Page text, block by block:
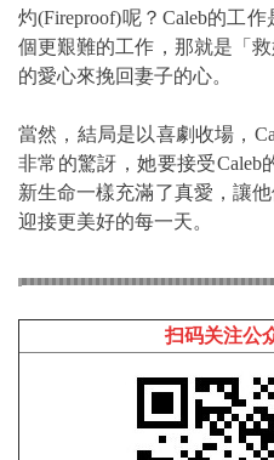
灼(Fireproof)呢？Caleb的工
個更艱難的工作，那就是「
的愛心來挽回妻子的心。
當然，結局是以喜劇收場，
非常的驚訝，她要接受Caleb
新生命一樣充滿了真愛，讓
迎接更美好的每一天。
扫码关注公